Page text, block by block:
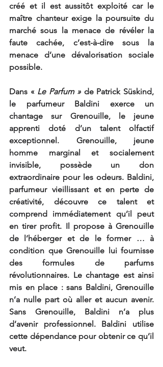
créé et il est aussitôt exploité car le
maître chanteur exige la poursuite du
marché sous la menace de révéler la
faute cachée, c’est-à-dire sous la
menace d’une dévalorisation sociale
possible.
Dans « Le Parfum » de Patrick Süskind,
le parfumeur Baldini exerce un
chantage sur Grenouille, le jeune
apprenti doté d’un talent olfactif
exceptionnel. Grenouille, jeune
homme marginal et socialement
invisible, possède un don
extraordinaire pour les odeurs. Baldini,
parfumeur vieillissant et en perte de
créativité, découvre ce talent et
comprend immédiatement qu’il peut
en tirer profit. Il propose à Grenouille
de l’héberger et de le former … à
condition que Grenouille lui fournisse
des formules de parfums
révolutionnaires. Le chantage est ainsi
mis en place : sans Baldini, Grenouille
n’a nulle part où aller et aucun avenir.
Sans Grenouille, Baldini n’a plus
d’avenir professionnel. Baldini utilise
cette dépendance pour obtenir ce qu’il
veut.